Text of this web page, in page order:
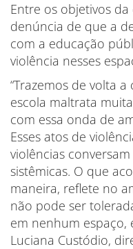
Entre os objetivos
denúncia de que a
com a educação
violência nesses
“Trazemos de volta
escola maltrata
com essa onda de
Esses atos de
violências
sistêmicas. O que
maneira, reflete no
não pode ser
em nenhum espaço,
Luciana Custódio,